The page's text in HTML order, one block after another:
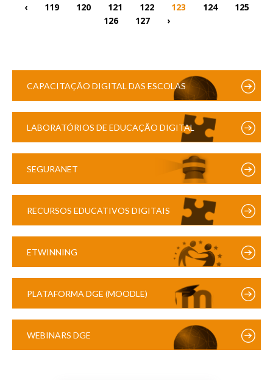
‹ 119 120 121 122 123 124
125
126
127 ›
CAPACITAÇÃO DIGITAL DAS ESCOLAS
LABORATÓRIOS DE EDUCAÇÃO DIGITAL
SEGURANET
RECURSOS EDUCATIVOS DIGITAIS
ETWINNING
PLATAFORMA DGE (MOODLE)
WEBINARS DGE